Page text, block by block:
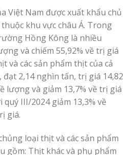
Việt Nam được xuất khẩu chủ
khu vực châu Á. Trong
Hồng Kông là nhiều
và chiếm 55,92% về trị giá
và các sản phẩm thịt của cả
2,14 nghìn tấn, trị giá 14,82
lượng và giảm 13,7% về trị giá
quý III/2024 giảm 13,3% về
giá.
loại thịt và các sản phẩm
gồm: Thịt khác và phụ phẩm